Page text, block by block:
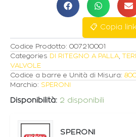
📋 Copia link
Codice Prodotto: 007210001
Categories DI RITEGNO A PALLA
VALVOLE
Codice a barre e Unità di Misura:
Marchio: SPERONI
Disponibilità: 2 disponibili
SPERONI